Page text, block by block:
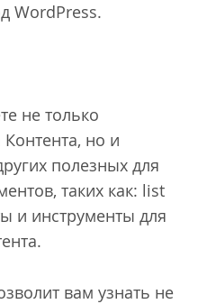
WordPress.
не только
но и
полезных для
таких как: list
и инструменты для
вам узнать не